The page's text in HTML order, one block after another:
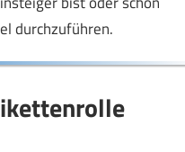
durchzuführen.